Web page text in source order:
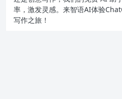
率，激发灵感。来智语AI体验
写作之旅！